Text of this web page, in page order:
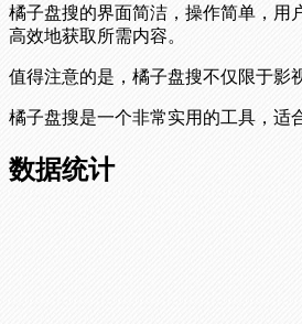
橘子盘搜的界面简洁，操作简单，用
高效地获取所需内容。
值得注意的是，橘子盘搜不仅限于影
橘子盘搜是一个非常实用的工具，适
数据统计